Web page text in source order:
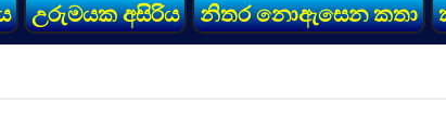
උරුමයක අසිරිය නිතර නොඇසෙන කතා